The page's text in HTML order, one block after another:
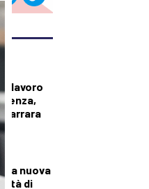
lavoro
la nuova
di